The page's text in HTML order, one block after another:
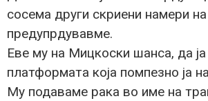
сосема други скриени намери
предупрдувавме.
Еве му на Мицкоски шанса, да
платформата која помпезно ја
Му подаваме рака во име на